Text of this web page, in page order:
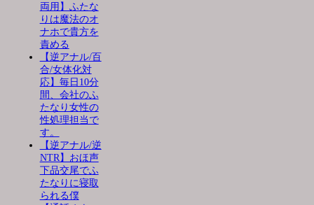
両用】ふたな
りは魔法のオ
ナホで貴方を
責める
【逆アナル/百
合/女体化対
応】毎日10分
間、会社のふ
たなり女性の
性処理担当で
す。
【逆アナル/逆
NTR】おほ声
下品交尾でふ
たなりに寝取
られる僕